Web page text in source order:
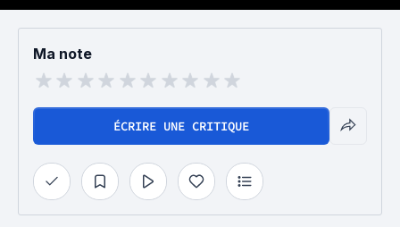
Ma note
ÉCRIRE UNE CRITIQUE